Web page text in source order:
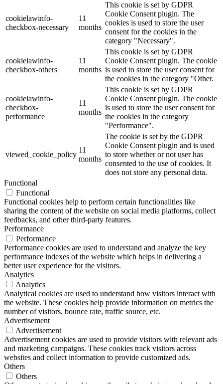
cookielawinfo-
checkbox-necessary
11
months
This cookie is set by GDPR
Cookie Consent plugin. The
cookies is used to store the user
consent for the cookies in the
category "Necessary".
cookielawinfo-
checkbox-others
11
months
This cookie is set by GDPR
Cookie Consent plugin. The cookie
is used to store the user consent for
the cookies in the category "Other.
cookielawinfo-
checkbox-
performance
11
months
This cookie is set by GDPR
Cookie Consent plugin. The cookie
is used to store the user consent for
the cookies in the category
"Performance".
viewed_cookie_policy
11
months
The cookie is set by the GDPR
Cookie Consent plugin and is used
to store whether or not user has
consented to the use of cookies. It
does not store any personal data.
Functional
Functional
Functional cookies help to perform certain functionalities like
sharing the content of the website on social media platforms, collect
feedbacks, and other third-party features.
Performance
Performance
Performance cookies are used to understand and analyze the key
performance indexes of the website which helps in delivering a
better user experience for the visitors.
Analytics
Analytics
Analytical cookies are used to understand how visitors interact with
the website. These cookies help provide information on metrics the
number of visitors, bounce rate, traffic source, etc.
Advertisement
Advertisement
Advertisement cookies are used to provide visitors with relevant ads
and marketing campaigns. These cookies track visitors across
websites and collect information to provide customized ads.
Others
Others